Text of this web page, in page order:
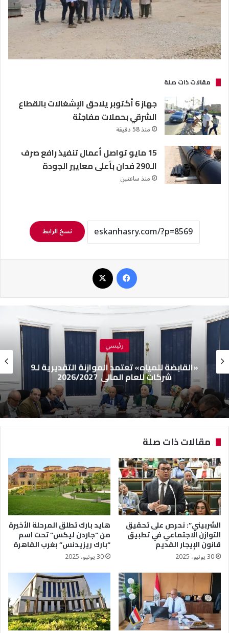
مقالات ذات صلة
جهاز 6 أكتوبر يلاحق الإشغالات بالقطاع
الشرقي بحملات مفاجئة
منذ 58 دقيقة
15 مايو تواصل أعمال تنفيذ رافع صرف
الـ290 فدان بأعلى معايير الجودة
منذ ساعتين
نسخ الرابط
رئيسي
«القابضة للمياه» تعتمد الموازنة التقديرية لـ9
شركات للعام المالي 2026/2027
مقالات ذات صلة
الشربيني”: نحرص على تحقيق
التوازن الاجتماعي في تطبيق
قانون الإيجار القديم
30 يونيو، 2025
هايد بارك تطلق المرحلة الأخيرة
من “جاردن ليكس” تحت اسم
“بارك ريزيدنس” بغرب القاهرة
30 يونيو، 2025